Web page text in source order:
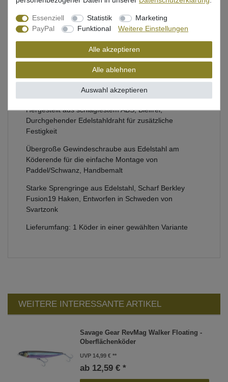
Beschreibung
Bewertung
Abu Garcia Kunstköder zum Spinnfischen auf Hecht
Hergestellt aus schlagfestem ABS, Bleifrei,
Durchgehender Edelstahldraht für zusätzliche
Festigkeit
Übergroße Gewindeschraube aus Edelstahl am
Köderende für die einfache Montage von
Paddel/Schwanz, Handbemalt
Starke Sprengringe aus Edelstahl, Scharf Berkley
Fusion19 Haken, Entworfen in Schweden von
Svartzonk
Lieferumfang: 1 Köder in einer gewählten Variante
WEITERE INTERESSANTE ARTIKEL
Savage Gear RevMag Walker Floating -
Oberflächenköder
UVP 14,99 €
ab 12,59 € *
Essenziell Statistik
Marketing
PayPal
Funktional Weitere Einstellungen
Alle akzeptieren
Alle ablehnen
Auswahl akzeptieren